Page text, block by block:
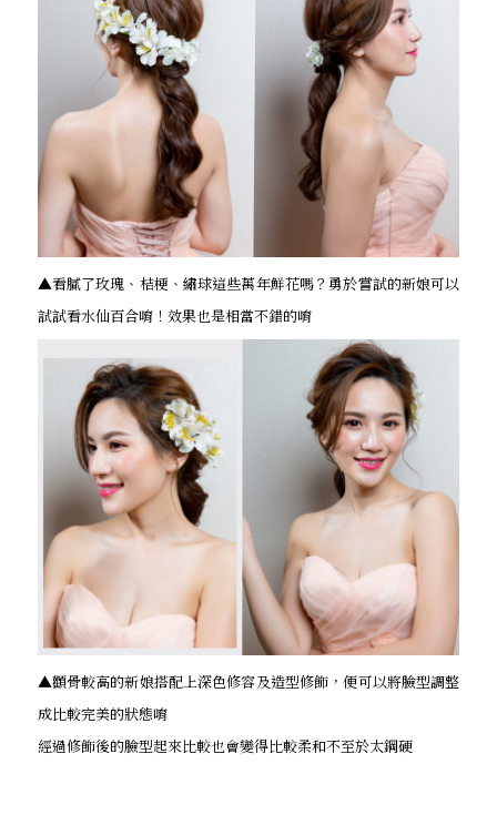
▲看膩了玫瑰、桔梗、繡球這些萬年鮮花嗎？勇於嘗試的新娘可以
試試看水仙百合唷！效果也是相當不錯的唷
▲顴骨較高的新娘搭配上深色修容及造型修飾，便可以將臉型調整
成比較完美的狀態唷
經過修飾後的臉型起來比較也會變得比較柔和不至於太鋼硬